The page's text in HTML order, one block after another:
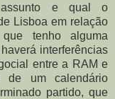
e qual o
Lisboa em relação
tenho alguma
interferências
entre a RAM e
de um calendário
partido, que